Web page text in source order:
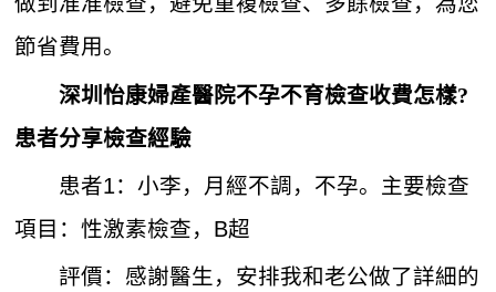
節省費用。
深圳怡康婦產醫院不孕不育檢查收費怎樣?
患者分享檢查經驗
患者1：小李，月經不調，不孕。主要檢查
項目：性激素檢查，B超
評價：感謝醫生，安排我和老公做了詳細的